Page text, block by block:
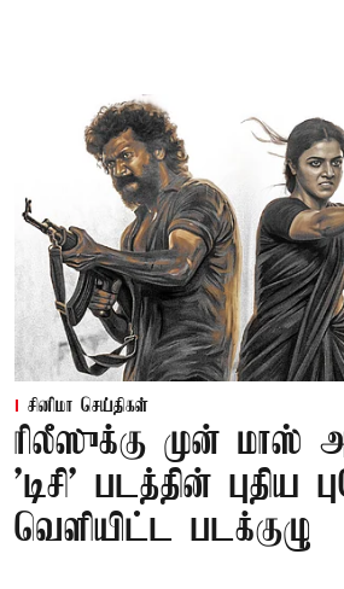
சினிமா செய்திகள்
ரிலீஸுக்கு முன் மாஸ்
'டிசி' படத்தின் புதிய
வெளியிட்ட படக்குழு